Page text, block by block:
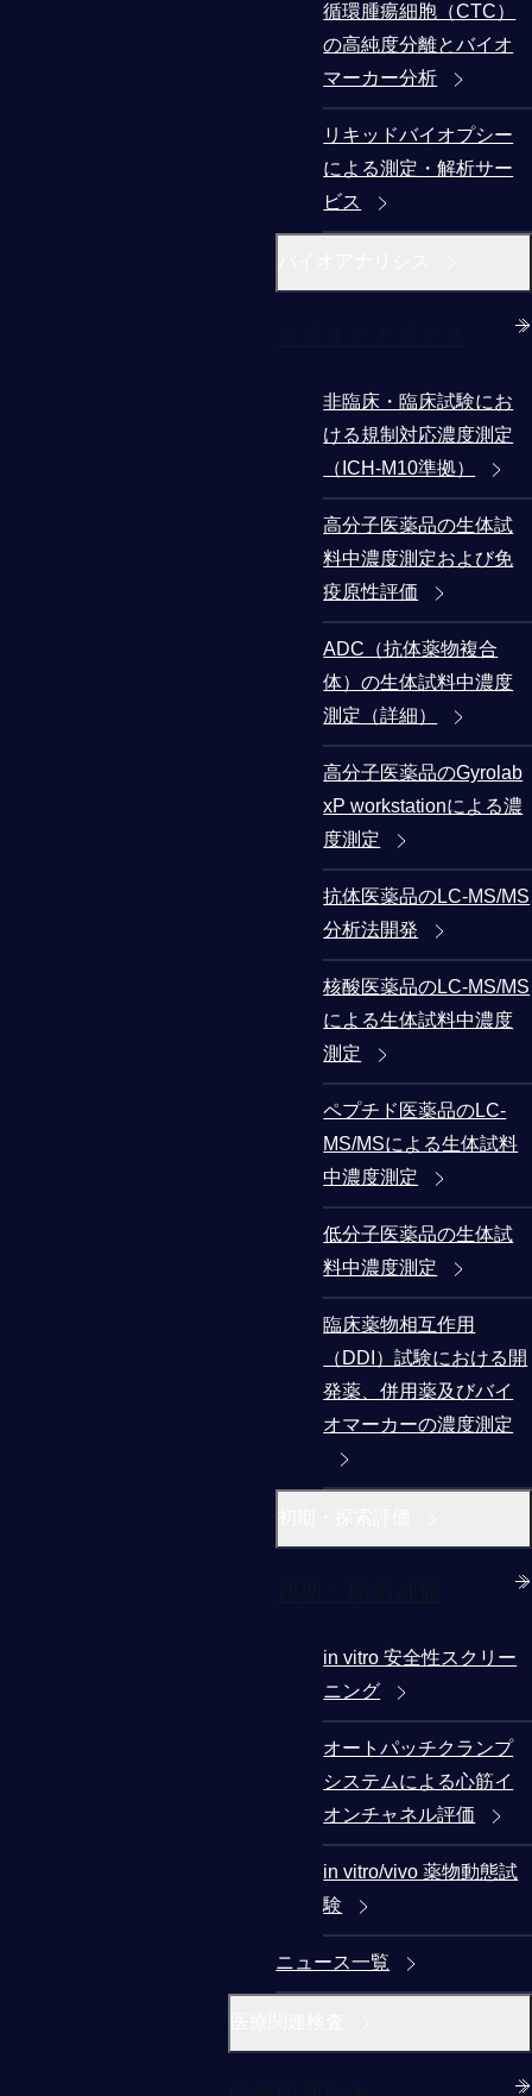
循環腫瘍細胞（CTC）
の高純度分離とバイオ
マーカー分析
リキッドバイオプシー
による測定・解析サー
ビス
非臨床・臨床試験にお
ける規制対応濃度測定
（ICH-M10準拠）
高分子医薬品の生体試
料中濃度測定および免
疫原性評価
ADC（抗体薬物複合
体）の生体試料中濃度
測定（詳細）
高分子医薬品のGyrolab
xP workstationによる濃
度測定
抗体医薬品のLC-MS/MS
分析法開発
核酸医薬品のLC-MS/MS
による生体試料中濃度
測定
ペプチド医薬品のLC-
MS/MSによる生体試料
中濃度測定
低分子医薬品の生体試
料中濃度測定
臨床薬物相互作用
（DDI）試験における開
発薬、併用薬及びバイ
オマーカーの濃度測定
in vitro 安全性スクリー
ニング
オートパッチクランプ
システムによる心筋イ
オンチャネル評価
in vitro/vivo 薬物動態試
験
ニュース一覧